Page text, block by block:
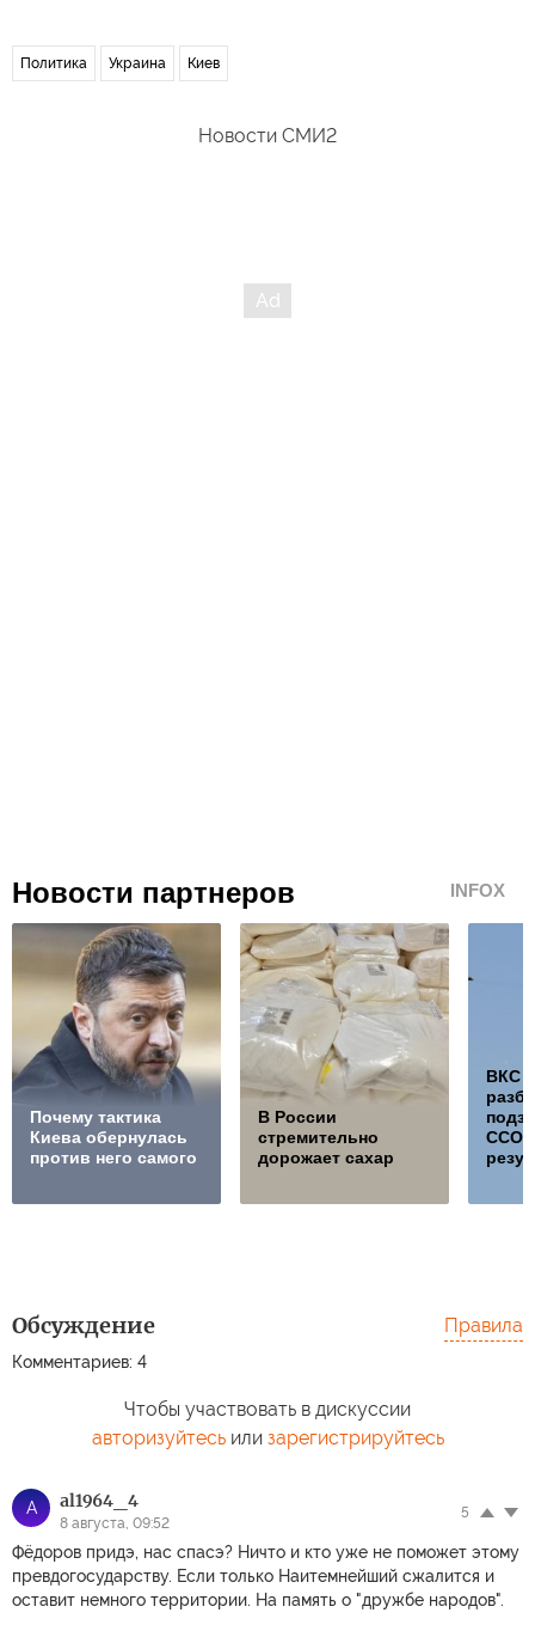
Политика Украина Киев
Новости СМИ2
Новости партнеров INFOX
Почему тактика
Киева обернулась
против него самого
В России
стремительно
дорожает сахар
ВКС
ССО,
Обсуждение
Комментариев: 4
Правила
Чтобы участвовать в дискуссии
авторизуйтесьили зарегистрируйтесь
A al1964_4
8 августа, 09:52
5
Фёдоров придэ, нас спасэ? Ничто и кто уже не поможет этому
превдогосударству. Если только Наитемнейший сжалится и
оставит немного территории. На память о "дружбе народов".